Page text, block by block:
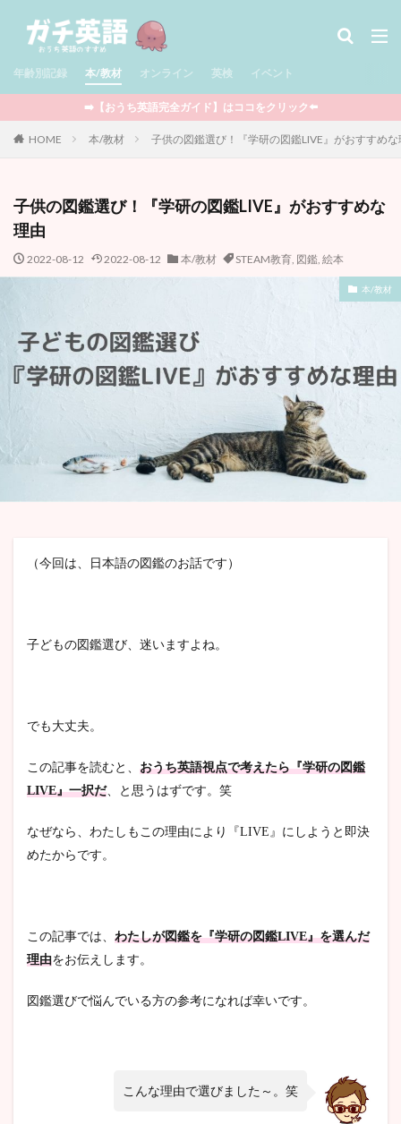
年齢別記録 本/教材 オンライン 英検 イベント
➡️【おうち英語完全ガイド】はココをクリック⬅️
HOME 本/教材 子供の図鑑選び！『学研の図鑑LIVE』がおすすめな
子供の図鑑選び！『学研の図鑑LIVE』がおすすめな
理由
2022-08-12 2022-08-12 本/教材 STEAM教育, 図鑑, 絵本
本/教材
（今回は、日本語の図鑑のお話です）
子どもの図鑑選び、迷いますよね。
でも大丈夫。
この記事を読むと、 おうち英語視点で考えたら『学研の図鑑
LIVE』一択だ、と思うはずです。笑
なぜなら、わたしもこの理由により『LIVE』にしようと即決
めたからです。
この記事では、 わたしが図鑑を『学研の図鑑LIVE』を選んだ
理由をお伝えします。
図鑑選びで悩んでいる方の参考になれば幸いです。
こんな理由で選びました～。笑
タグ
児童書 / Middle Grade 多読
児童書 / Chapter Books
図鑑 セール情報
サマースクール
YouTube
映画 ワークブック
英検
ウィンタースクール
ライティング
マイクラ
イベント
おうち英語全般
息子の記録
親向けの本